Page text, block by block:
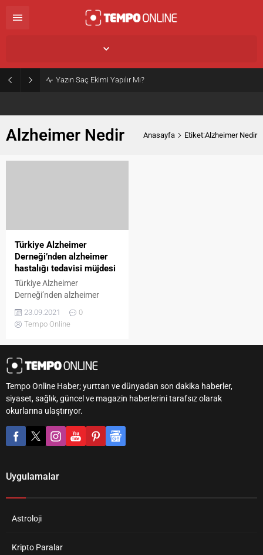
Yazın Saç Ekimi Yapılır Mı?
Alzheimer Nedir Anasayfa Etiket:Alzheimer Nedir
Türkiye Alzheimer
Derneği’nden alzheimer
hastalığı tedavisi müjdesi
Türkiye Alzheimer
Derneği’nden alzheimer
Alzheimer hastalığı tedavisi
konusunda çarpıcı bilgiler
Başar Bilgiç, erken
dönemdeki alzheimer
hastalarında başarılı
sonuçlar veren yeni ilaçlar
hakkında açıklamalarda
bulundu. Aynı zamanda
alzheimer hastalığı tedavisi
konusunda da yeni bir
dikkat çeken Prof. Dr.
Bilgiç,...
23.09.2021
0
Tempo Online
Tempo Online Haber; yurttan ve dünyadan son dakika haberler,
siyaset, sağlık, güncel ve magazin haberlerini tarafsız olarak
okurlarına ulaştırıyor.
Uygulamalar
Astroloji
Kripto Paralar